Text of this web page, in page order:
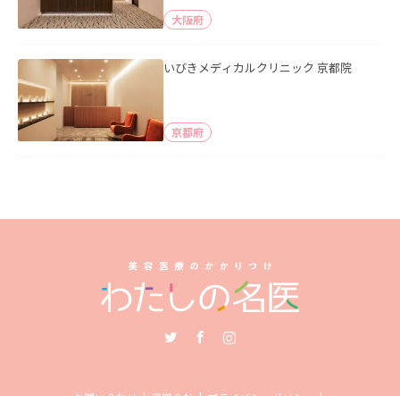
大阪府
いびきメディカルクリニック 京都院
京都府